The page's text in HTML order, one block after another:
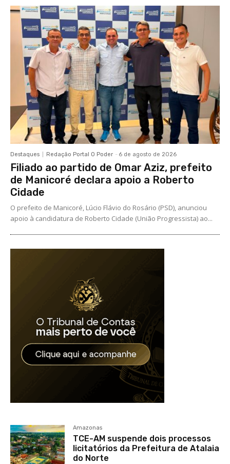
Destaques Redação Portal O Poder - 6 de agosto de 2026
Filiado ao partido de Omar Aziz, prefeito
de Manicoré declara apoio a Roberto
Cidade
O prefeito de Manicoré, Lúcio Flávio do Rosário (PSD), anunciou
apoio à candidatura de Roberto Cidade (União Progressista) ao...
Amazonas
TCE-AM suspende dois processos
licitatórios da Prefeitura de Atalaia
do Norte